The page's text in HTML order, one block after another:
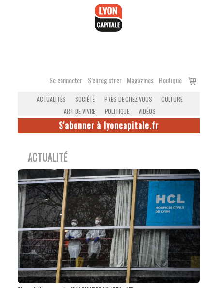
Se connecter S’enregistrer Magazines Boutique
Voir
ACTUALITÉS SOCIÉTÉ PRÈS DE CHEZ VOUS
CULTURE
ART DE VIVRE
POLITIQUE VIDÉOS
S'abonner à lyoncapitale.fr
ACTUALITÉ